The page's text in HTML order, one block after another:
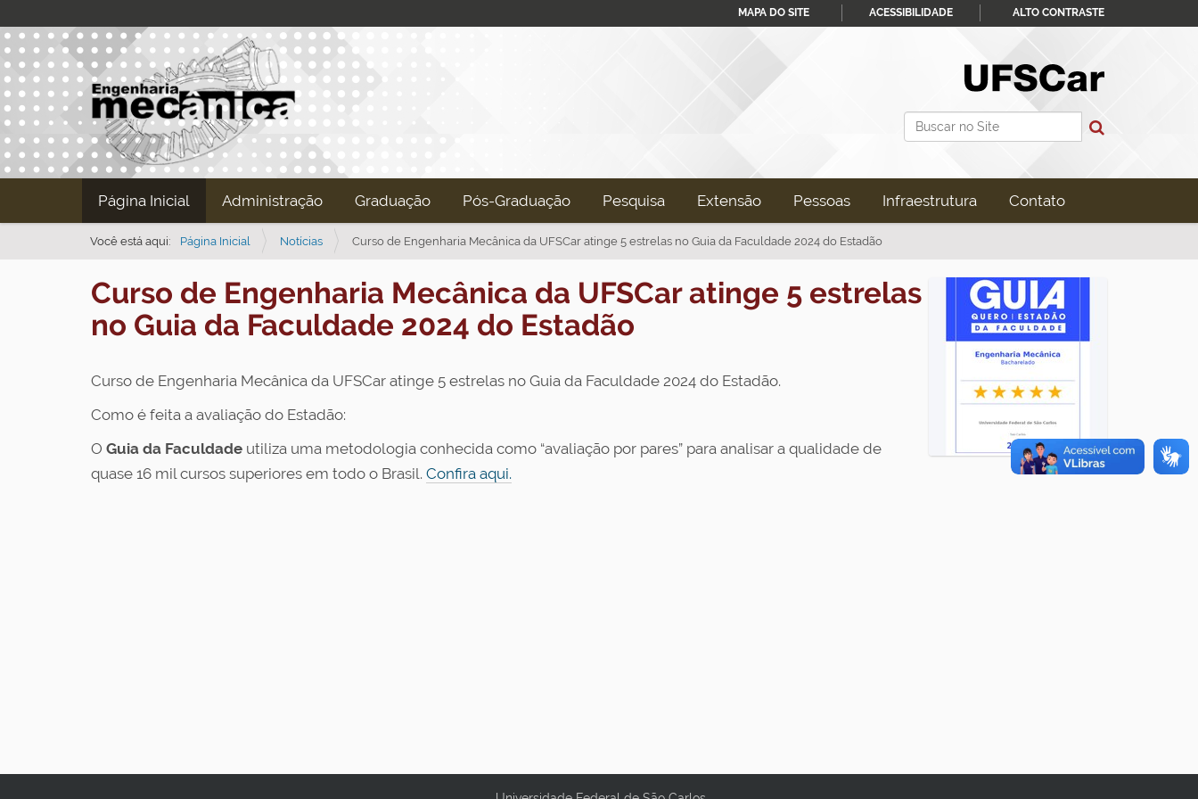
Busca
MAPA DO SITE ACESSIBILIDADE ALTO CONTRASTE
Página Inicial Administração Graduação Pós-Graduação Pesquisa Extensão Pessoas Infraestrutura Contato
Você está aqui: Página Inicial Notícias Curso de Engenharia Mecânica da UFSCar atinge 5 estrelas no Guia da Faculdade 2024 do Estadão
Curso de Engenharia Mecânica da UFSCar atinge 5 estrelas
no Guia da Faculdade 2024 do Estadão
Curso de Engenharia Mecânica da UFSCar atinge 5 estrelas no Guia da Faculdade 2024 do Estadão.
Como é feita a avaliação do Estadão:
O Guia da Faculdade utiliza uma metodologia conhecida como “avaliação por pares” para analisar a qualidade de
quase 16 mil cursos superiores em todo o Brasil. Confira aqui.